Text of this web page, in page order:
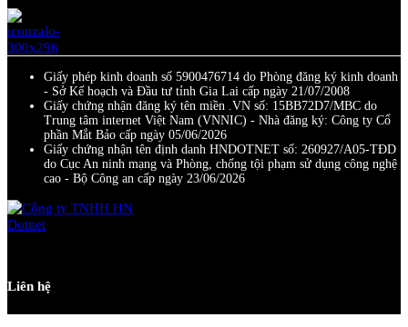
Giấy phép kinh doanh số 5900476714 do Phòng đăng ký kinh doanh
- Sở Kế hoạch và Đầu tư tỉnh Gia Lai cấp ngày 21/07/2008
Giấy chứng nhận đăng ký tên miền .VN số: 15BB72D7/MBC do
Trung tâm internet Việt Nam (VNNIC) - Nhà đăng ký: Công ty Cổ
phần Mắt Bảo cấp ngày 05/06/2026
Giấy chứng nhận tên định danh HNDOTNET số: 260927/A05-TĐD
do Cục An ninh mạng và Phòng, chống tội phạm sử dụng công nghệ
cao - Bộ Công an cấp ngày 23/06/2026
Liên hệ